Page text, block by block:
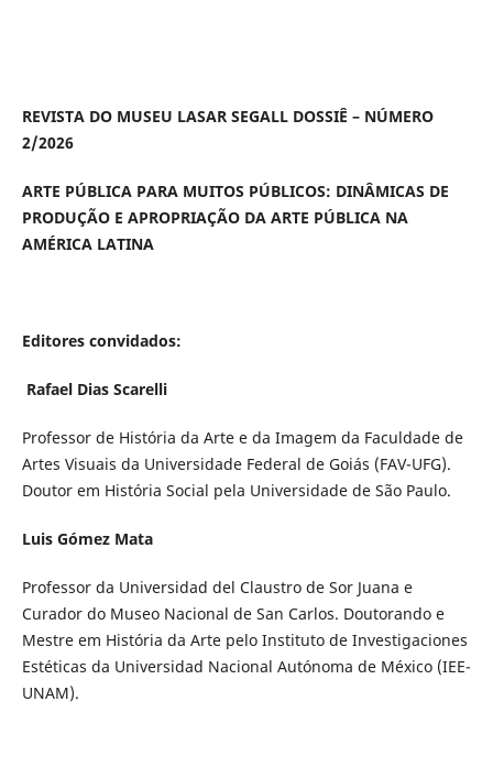
REVISTA DO MUSEU LASAR SEGALL DOSSIÊ – NÚMERO
2/2026
ARTE PÚBLICA PARA MUITOS PÚBLICOS: DINÂMICAS DE
PRODUÇÃO E APROPRIAÇÃO DA ARTE PÚBLICA NA
AMÉRICA LATINA
Editores convidados:
Rafael Dias Scarelli
Professor de História da Arte e da Imagem da Faculdade de
Artes Visuais da Universidade Federal de Goiás (FAV-UFG).
Doutor em História Social pela Universidade de São Paulo.
Luis Gómez Mata
Professor da Universidad del Claustro de Sor Juana e
Curador do Museo Nacional de San Carlos. Doutorando e
Mestre em História da Arte pelo Instituto de Investigaciones
Estéticas da Universidad Nacional Autónoma de México (IEE-
UNAM).